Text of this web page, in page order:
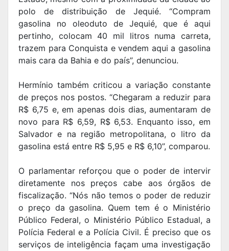
polo de distribuição de Jequié. “Compram
gasolina no oleoduto de Jequié, que é aqui
pertinho, colocam 40 mil litros numa carreta,
trazem para Conquista e vendem aqui a gasolina
mais cara da Bahia e do país”, denunciou.
Hermínio também criticou a variação constante
de preços nos postos. “Chegaram a reduzir para
R$ 6,75 e, em apenas dois dias, aumentaram de
novo para R$ 6,59, R$ 6,53. Enquanto isso, em
Salvador e na região metropolitana, o litro da
gasolina está entre R$ 5,95 e R$ 6,10”, comparou.
O parlamentar reforçou que o poder de intervir
diretamente nos preços cabe aos órgãos de
fiscalização. “Nós não temos o poder de reduzir
o preço da gasolina. Quem tem é o Ministério
Público Federal, o Ministério Público Estadual, a
Polícia Federal e a Polícia Civil. É preciso que os
serviços de inteligência façam uma investigação